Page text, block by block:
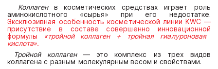
Коллаген
в косметических средствах играет роль
аминокислотного «сырья» приего
недостатке.
Эксклюзивная особенность косметической линии KWC—
присутствие в составе совершенно инновационной
формулы «тройной коллаген + тройная гиалуроновая
кислота».
Тройной
коллаген — это комплекс из трех видов
коллагенас разным молекулярным весом и свойствами.